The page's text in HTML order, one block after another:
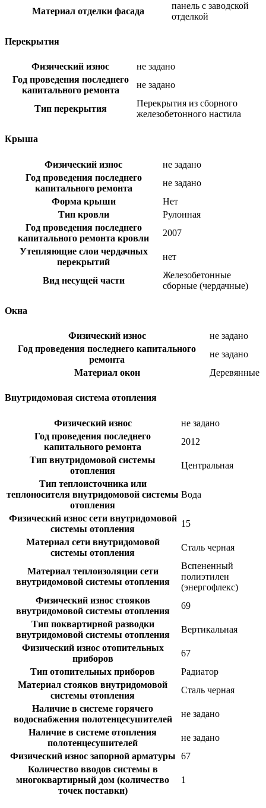
Материал отделки фасада
панель с заводской
отделкой
Перекрытия
Физический износ
не задано
Год проведения последнего
капитального ремонта
не задано
Тип перекрытия
Перекрытия из сборного
железобетонного настила
Крыша
Физический износ
не задано
Год проведения последнего
капитального ремонта
не задано
Форма крыши
Нет
Тип кровли
Рулонная
Год проведения последнего
капитального ремонта кровли
2007
Утепляющие слои чердачных
перекрытий
нет
Вид несущей части
Железобетонные
сборные (чердачные)
Окна
Физический износ
не задано
Год проведения последнего капитального
ремонта
не задано
Материал окон
Деревянные
Внутридомовая система отопления
Физический износ
не задано
Год проведения последнего
капитального ремонта
2012
Тип внутридомовой системы
отопления
Центральная
Тип теплоисточника или
теплоносителя внутридомовой системы
отопления
Вода
Физический износ сети внутридомовой
системы отопления
15
Материал сети внутридомовой
системы отопления
Сталь черная
Материал теплоизоляции сети
внутридомовой системы отопления
Вспененный
полиэтилен
(энергофлекс)
Физический износ стояков
внутридомовой системы отопления
69
Тип поквартирной разводки
внутридомовой системы отопления
Вертикальная
Физический износ отопительных
приборов
67
Тип отопительных приборов
Радиатор
Материал стояков внутридомовой
системы отопления
Сталь черная
Наличие в системе горячего
водоснабжения полотенцесушителей
не задано
Наличие в системе отопления
полотенцесушителей
не задано
Физический износ запорной арматуры 67
Количество вводов системы в
многоквартирный дом (количество
точек поставки)
1